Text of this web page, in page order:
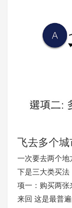
飞去多个
一次要去两个
下是三大类买
项一：购买两张
来回 这是最普